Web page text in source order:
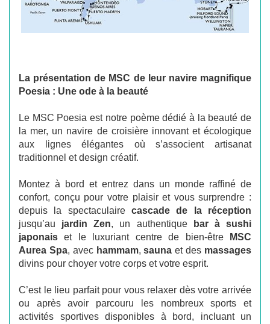
La présentation de MSC de leur navire magnifique
Poesia : Une ode à la beauté
Le MSC Poesia est notre poème dédié à la beauté de
la mer, un navire de croisière innovant et écologique
aux lignes élégantes où s’associent artisanat
traditionnel et design créatif.
Montez à bord et entrez dans un monde raffiné de
confort, conçu pour votre plaisir et vous surprendre :
depuis la spectaculaire cascade de la réception
jusqu’au jardin Zen, un authentique
bar à sushi
japonais et le luxuriant centre de bien-être
MSC
Aurea Spa, avec hammam,sauna et des massages
divins pour choyer votre corps et votre esprit.
C’est le lieu parfait pour vous relaxer dès votre arrivée
ou après avoir parcouru les nombreux sports et
activités sportives disponibles à bord, incluant un